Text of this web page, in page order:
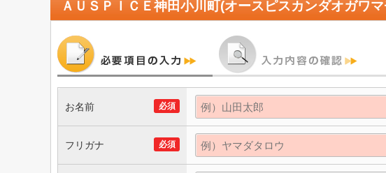
ＡＵＳＰＩＣＥ神田小川町(オースピスカンダオガワ
必須
お名前
必須
フリガナ